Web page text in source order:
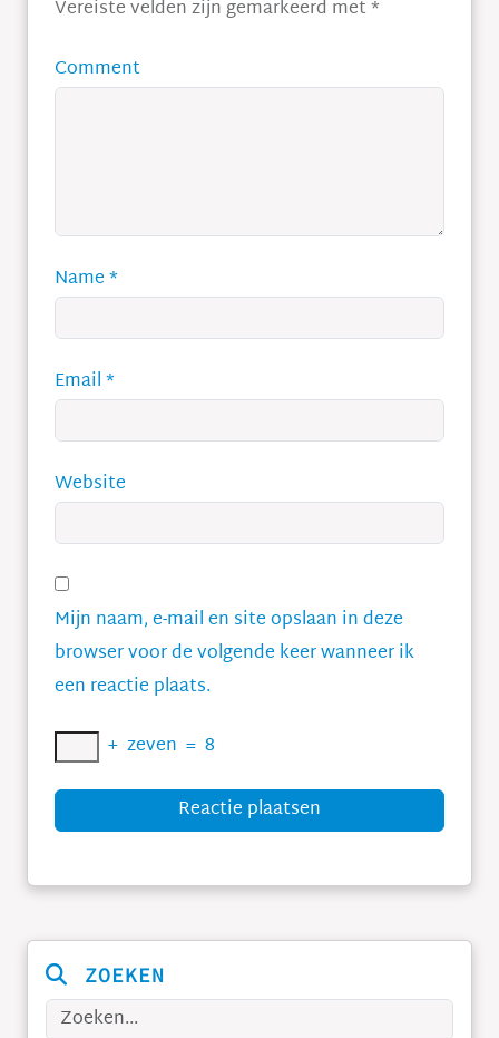
Vereiste velden zijn gemarkeerd met*
Comment
Name*
Email*
Website
Mijn naam, e-mail en site opslaan in deze
browser voor de volgende keer wanneer ik
een reactie plaats.
+ zeven = 8
Reactie plaatsen
ZOEKEN
Zoeken